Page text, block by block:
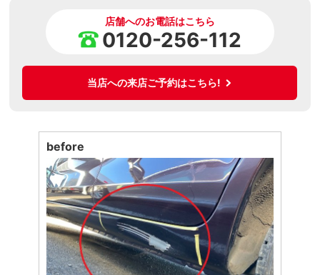
店舗へのお電話はこちら
0120-256-112
当店への来店ご予約はこちら!
before